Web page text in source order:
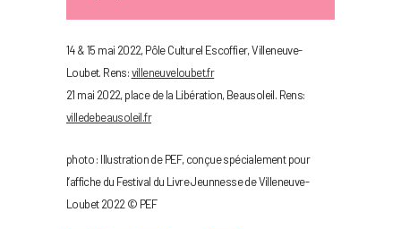
14 & 15 mai 2022, Pôle Culturel Escoffier, Villeneuve-
Loubet. Rens:villeneuveloubet.fr
21 mai 2022, place de la Libération, Beausoleil. Rens:
villedebeausoleil.fr
photo : Illustration de PEF, conçue spécialement pour
l’affiche du Festival du Livre Jeunnesse de Villeneuve-
Loubet 2022 © PEF